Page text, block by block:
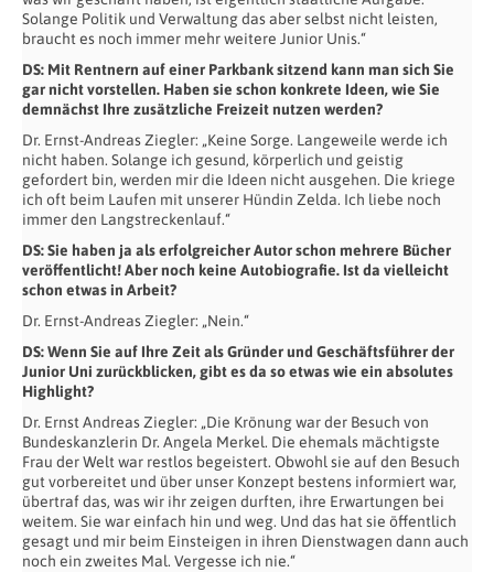
Solange Politik und Verwaltung das aber selbst nicht leisten,
braucht es noch immer mehr weitere Junior Unis.“
DS: Mit Rentnern auf einer Parkbank sitzend kann man sich Sie
gar nicht vorstellen. Haben sie schon konkrete Ideen, wie Sie
demnächst Ihre zusätzliche Freizeit nutzen werden?
Dr. Ernst-Andreas Ziegler: „Keine Sorge. Langeweile werde ich
nicht haben. Solange ich gesund, körperlich und geistig
gefordert bin, werden mir die Ideen nicht ausgehen. Die kriege
ich oft beim Laufen mit unserer Hündin Zelda. Ich liebe noch
immer den Langstreckenlauf.“
DS:Sie haben ja als erfolgreicher Autor schon mehrere Bücher
veröffentlicht! Aber noch keine Autobiografie. Ist da vielleicht
schon etwas in Arbeit?
Dr. Ernst-Andreas Ziegler: „Nein.“
DS:Wenn Sie auf Ihre Zeit als Gründer und Geschäftsführer der
Junior Uni zurückblicken, gibt es da so etwas wie ein absolutes
Highlight?
Dr. Ernst Andreas Ziegler: „Die Krönung war der Besuch von
Bundeskanzlerin Dr. Angela Merkel. Die ehemals mächtigste
Frau der Welt war restlos begeistert. Obwohl sie auf den Besuch
gut vorbereitet und über unser Konzept bestens informiert war,
übertraf das, was wir ihr zeigen durften, ihre Erwartungen bei
weitem. Sie war einfach hin und weg. Und das hat sie öffentlich
gesagt und mir beim Einsteigen in ihren Dienstwagen dann auch
noch ein zweites Mal. Vergesse ich nie.“